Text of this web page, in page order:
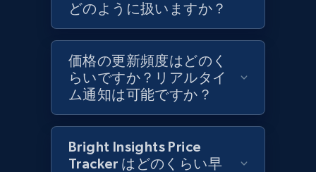
URL, Product id, Title, Product description,
Rating, Reviews count, Initial price, Discount,
and more.
1.3K+ 175+ 今すぐ始める
Zara - Products
どのように扱いますか？
価格の更新頻度はどのく
らいですか？リアルタイ
ム通知は可能ですか？
Bright Insights Price
Tracker はどのくらい早